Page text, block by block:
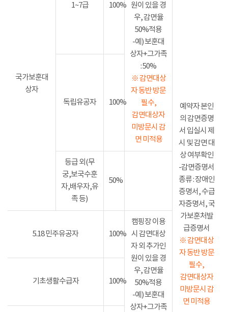
국가보훈대
상자
1~7급 100% 원이 있을 경
우, 감면율
50%적용
-예) 보훈대
상자+그가족
: 50%
※ 감면대상
자 동반 방문
필수,
감면대상자
미방문시 감
면 미적용
예약자 본인
의 감면증명
서 입실시 제
시 및 감면 대
상 여부확인
-감면증명서
종류 : 장애인
증명서, 수급
자증명서, 국
가보훈처발
급증명서
※ 감면대상
자 동반 방문
필수,
감면대상자
미방문시 감
면 미적용
독립유공자 100%
등급 외(무
궁,보국수훈
자,배우자,유
족 등)
50%
5.18 민주유공자 100%
캠핑장 이용
시 감면대상
자 외 추가인
원이 있을 경
우, 감면율
50%적용
-예) 보훈대
상자+그가족
기초생활수급자 100%